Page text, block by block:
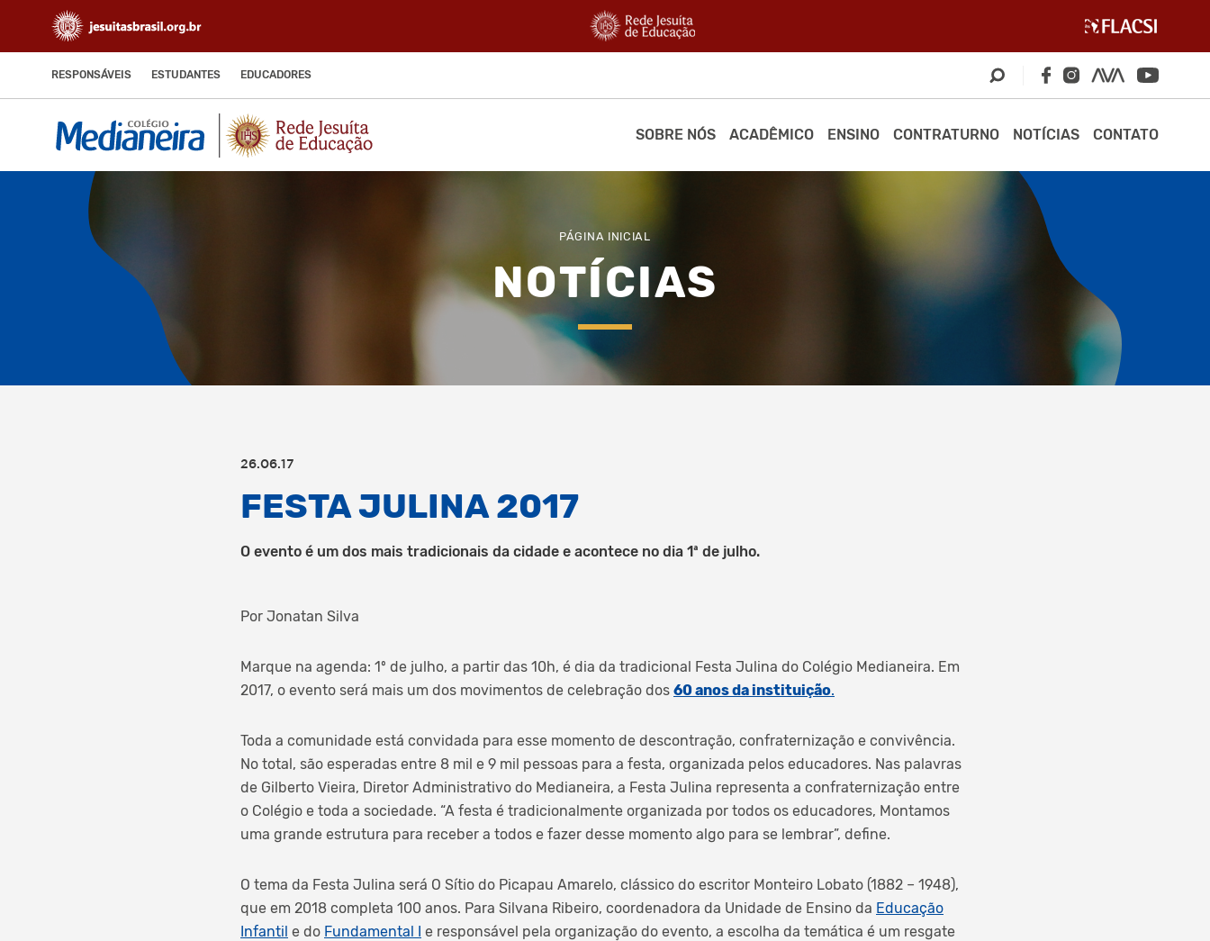
RESPONSÁVEIS ESTUDANTES EDUCADORES
SOBRE NÓS ACADÊMICO ENSINO CONTRATURNO NOTÍCIAS CONTATO
PÁGINA INICIAL
NOTÍCIAS
26.06.17
FESTA JULINA 2017
O evento é um dos mais tradicionais da cidade e acontece no dia 1ª de julho.
Por Jonatan Silva
Marque na agenda: 1º de julho, a partir das 10h, é dia da tradicional Festa Julina do Colégio Medianeira. Em
2017, o evento será mais um dos movimentos de celebração dos 60 anos da instituição.
Toda a comunidade está convidada para esse momento de descontração, confraternização e convivência.
No total, são esperadas entre 8 mil e 9 mil pessoas para a festa, organizada pelos educadores. Nas palavras
de Gilberto Vieira, Diretor Administrativo do Medianeira, a Festa Julina representa a confraternização entre
o Colégio e toda a sociedade. “A festa é tradicionalmente organizada por todos os educadores, Montamos
uma grande estrutura para receber a todos e fazer desse momento algo para se lembrar”, define.
O tema da Festa Julina será O Sítio do Picapau Amarelo, clássico do escritor Monteiro Lobato (1882 – 1948),
que em 2018 completa 100 anos. Para Silvana Ribeiro, coordenadora da Unidade de Ensino da Educação
Infantil e do Fundamental I e responsável pela organização do evento, a escolha da temática é um resgate